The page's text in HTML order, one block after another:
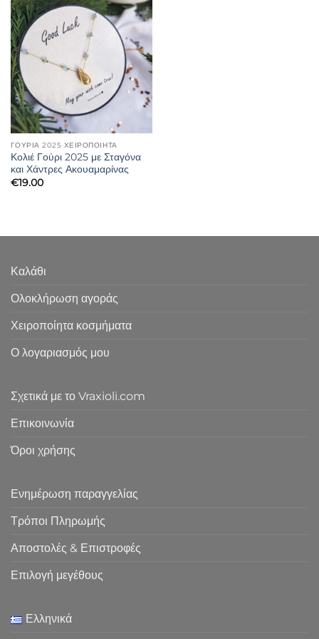
ΓΟΎΡΙΑ 2025 ΧΕΙΡΟΠΟΊΗΤΑ
Κολιέ Γούρι 2025 με Σταγόνα
και Χάντρες Ακουαμαρίνας
€19.00
Καλάθι
Ολοκλήρωση αγοράς
Χειροποίητα κοσμήματα
Ο λογαριασμός μου
Σχετικά με το Vraxioli.com
Επικοινωνία
Όροι χρήσης
Ενημέρωση παραγγελίας
Τρόποι Πληρωμής
Αποστολές & Επιστροφές
Επιλογή μεγέθους
Ελληνικά